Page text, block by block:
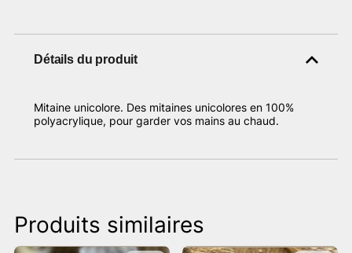
Détails du produit
Mitaine unicolore. Des mitaines unicolores en 100%
polyacrylique, pour garder vos mains au chaud.
Produits similaires